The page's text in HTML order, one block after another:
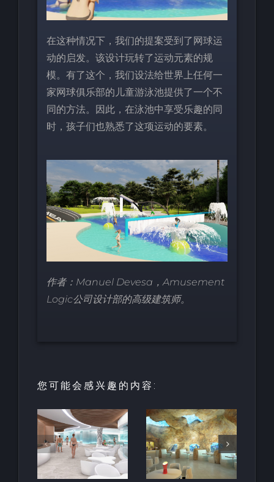
在这种情况下，我们的提案受到了网球运
动的启发。该设计玩转了运动元素的规
模。有了这个，我们设法给世界上任何一
家网球俱乐部的儿童游泳池提供了一个不
同的方法。因此，在泳池中享受乐趣的同
时，孩子们也熟悉了这项运动的要素。
作者：Manuel Devesa，Amusement
Logic公司设计部的高级建筑师。
您可能会感兴趣的内容:
用于亲水建
筑的室内人
造岩石
天然梯田泳
池